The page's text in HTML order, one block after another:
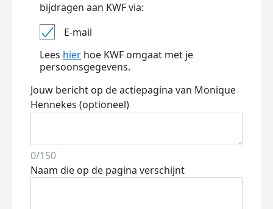
bijdragen aan KWF via:
E-mail
Lees hier hoe KWF omgaat met je
persoonsgegevens.
Jouw bericht op de actiepagina van Monique
Hennekes (optioneel)
0/150
Naam die op de pagina verschijnt